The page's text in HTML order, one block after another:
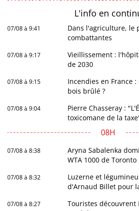
L'info en
07/08 à 9:41
Dans l'agriculture, le
combattantes
07/08 à 9:17
Vieillissement :
de 2030
07/08 à 9:15
Incendies en France
bois brûlé ?
07/08 à 9:04
Pierre Chasseray :
toxicomane de la
08H
07/08 à 8:38
Aryna Sabalenka
WTA 1000 de Toronto
07/08 à 8:32
Luzerne et
d'Arnaud Billet pour
07/08 à 8:27
Touristes découvrent